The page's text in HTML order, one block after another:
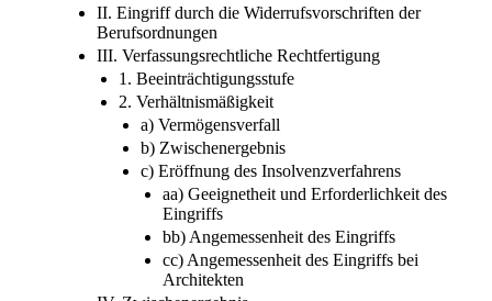
II. Eingriff durch die Widerrufsvorschriften der
Berufsordnungen
III. Verfassungsrechtliche Rechtfertigung
1. Beeinträchtigungsstufe
2. Verhältnismäßigkeit
a) Vermögensverfall
b) Zwischenergebnis
c) Eröffnung des Insolvenzverfahrens
aa) Geeignetheit und Erforderlichkeit des
Eingriffs
bb) Angemessenheit des Eingriffs
cc) Angemessenheit des Eingriffs bei
Architekten